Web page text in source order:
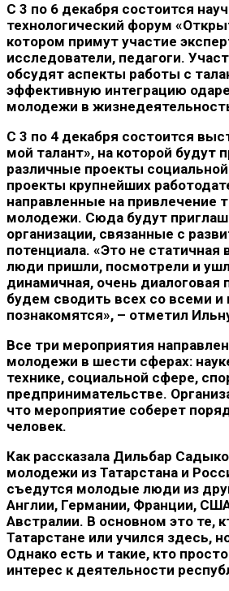
С 3 по 6 декабря состоится
технологический форум
котором примут участие
исследователи, педагоги.
обсудят аспекты работы с
эффективную интеграцию
молодежи в
С 3 по 4 декабря состоится
мой талант», на которой будут
различные проекты
проекты крупнейших
направленные на привлечение
молодежи. Сюда будут
организации, связанные с
потенциала. «Это не статичная
люди пришли, посмотрели и
динамичная, очень
будем сводить всех со всеми и
познакомятся», – отметил
Все три мероприятия
молодежи в шести сферах:
технике, социальной сфере,
предпринимательстве.
что мероприятие соберет
человек.
Как рассказала Дильбар
молодежи из Татарстана и
съедутся молодые люди из
Англии, Германии, Франции,
Австралии. В основном это те,
Татарстане или учился здесь,
Однако есть и такие, кто
интерес к деятельности